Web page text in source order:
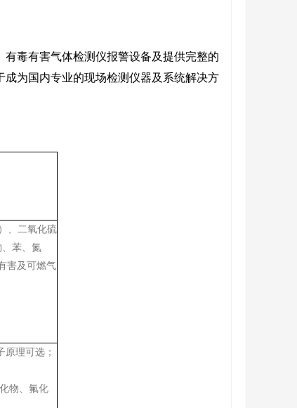
毒有害气体检测仪报警设备及提供完整的
为国内专业的现场检测仪器及系统解决方
、二氧化硫
、苯、氮
害及可燃气
理可选；
物、氟化